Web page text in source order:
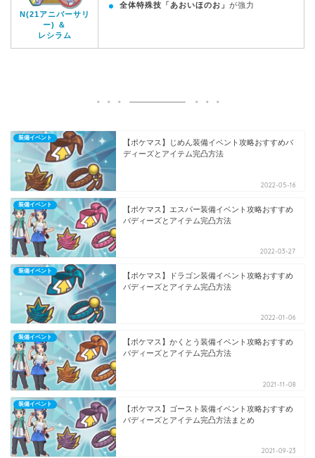
N(21アニバーサリ
ー) ＆
レシラム
全体特殊技「あおいほのお」 が強力
装備イベント
【ポケマス】じめん装備イベント攻略おすすめバ
ディーズとアイテム完凸方法
2022-05-16
装備イベント
【ポケマス】エスパー装備イベント攻略おすすめ
バディーズとアイテム完凸方法
2022-03-27
装備イベント
【ポケマス】ドラゴン装備イベント攻略おすすめ
バディーズとアイテム完凸方法
2022-01-06
装備イベント
【ポケマス】かくとう装備イベント攻略おすすめ
バディーズとアイテム完凸方法
2021-11-08
装備イベント
【ポケマス】ゴースト装備イベント攻略おすすめ
バディーズとアイテム完凸方法まとめ
2021-09-23